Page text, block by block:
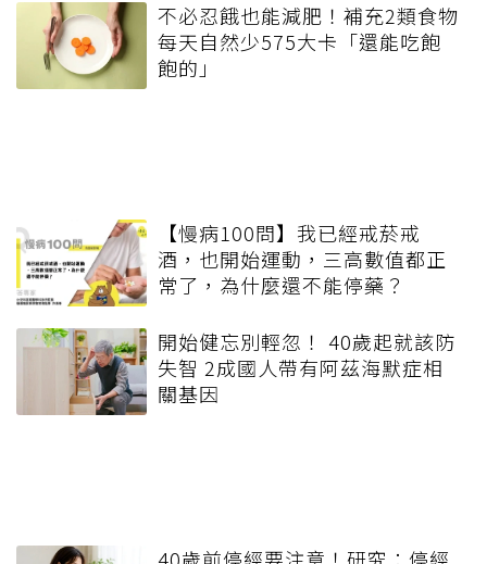
不必忍餓也能減肥！補充2類食物
每天自然少575大卡「還能吃飽
飽的」
【慢病100問】我已經戒菸戒
酒，也開始運動，三高數值都正
常了，為什麼還不能停藥？
開始健忘別輕忽！ 40歲起就該防
失智 2成國人帶有阿茲海默症相
關基因